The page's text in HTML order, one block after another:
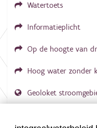
Watertoets
Informatieplicht
Op de hoogte van
Hoog water zonder
Geoloket
LOGIN VEREIST